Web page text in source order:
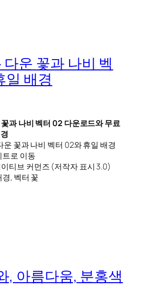
운 꽃과 나비 벡
일 배경
과 나비 벡터 02 다운로드와 무료
운 꽃과 나비 벡터 02와 휴일 배경
트로 이동
티브 커먼즈 (저작자 표시 3.0)
, 벡터 꽃
, 아름다움, 분홍색